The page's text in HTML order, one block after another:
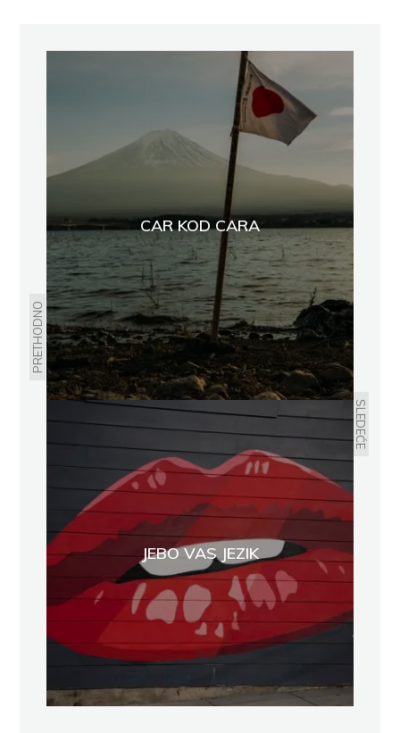
PRETHODNO
CAR KOD CARA
SLEDEĆE
JEBO VAS JEZIK